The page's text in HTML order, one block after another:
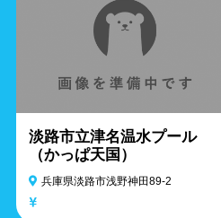
淡路市立津名温水プール
（かっぱ天国）
兵庫県淡路市浅野神田89-2